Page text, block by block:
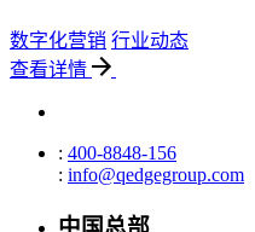
数字化营销 行业动态
查看详情
: 400-8848-156
: info@qedgegroup.com